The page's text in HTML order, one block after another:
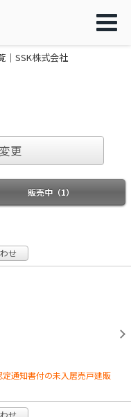
｜SSK株式会社
更
販売中（1）
せ
通知書付の未入居売戸建販
せ